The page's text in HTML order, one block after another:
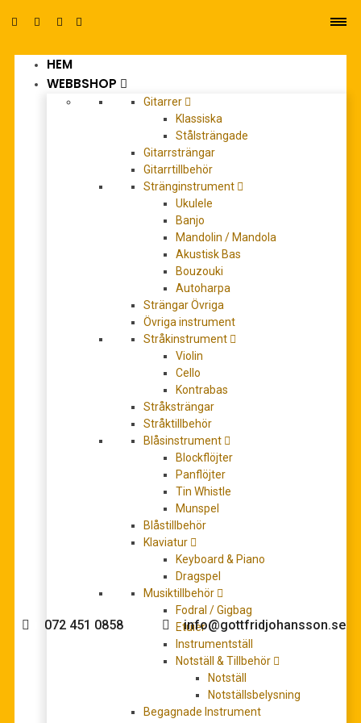
HEM
WEBBSHOP
Gitarrer
Klassiska
Stålsträngade
Gitarrsträngar
Gitarrtillbehör
Stränginstrument
Ukulele
Banjo
Mandolin / Mandola
Akustisk Bas
Bouzouki
Autoharpa
Strängar Övriga
Övriga instrument
Stråkinstrument
Violin
Cello
Kontrabas
Stråksträngar
Stråktillbehör
Blåsinstrument
Blockflöjter
Panflöjter
Tin Whistle
Munspel
Blåstillbehör
Klaviatur
Keyboard & Piano
Dragspel
Musiktillbehör
Fodral / Gigbag
Etuier
Instrumentställ
Notställ & Tillbehör
Notställ
Notställsbelysning
Begagnade Instrument
REA!
Sjöberg, Carl Leopold: Tonerna (Sång- låg sättning,
piano)
Det
ursprungliga
priset
var:
70,00 kr.
59,00krDet
nuvarande
59,00 kr.
LÄGG TILL I VARUKORG
Behöver du hjälp med köpet?
072 451 0858 info@gottfridjohansson.se
Telefontider: